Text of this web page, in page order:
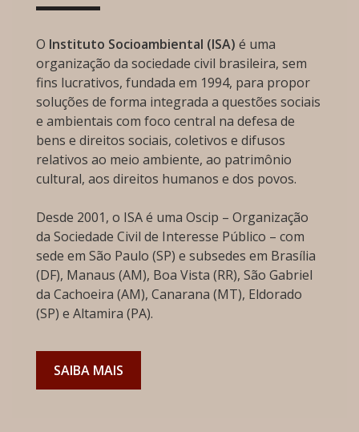
O Instituto Socioambiental (ISA) é uma
organização da sociedade civil brasileira, sem
fins lucrativos, fundada em 1994, para propor
soluções de forma integrada a questões sociais
e ambientais com foco central na defesa de
bens e direitos sociais, coletivos e difusos
relativos ao meio ambiente, ao patrimônio
cultural, aos direitos humanos e dos povos.
Desde 2001, o ISA é uma Oscip – Organização
da Sociedade Civil de Interesse Público – com
sede em São Paulo (SP) e subsedes em Brasília
(DF), Manaus (AM), Boa Vista (RR), São Gabriel
da Cachoeira (AM), Canarana (MT), Eldorado
(SP) e Altamira (PA).
SAIBA MAIS